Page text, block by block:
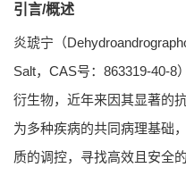
引言/概述
炎琥宁（
Salt，CAS号：863319-40-8
衍生物，近年来因其显著的
为多种疾病的共同病理基础
质的调控，寻找高效且安全